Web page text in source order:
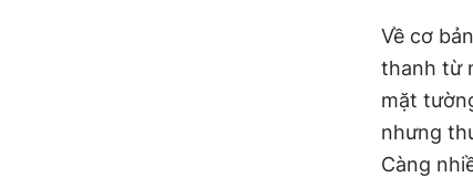
Về cơ
thanh từ
mặt
nhưng
Càng